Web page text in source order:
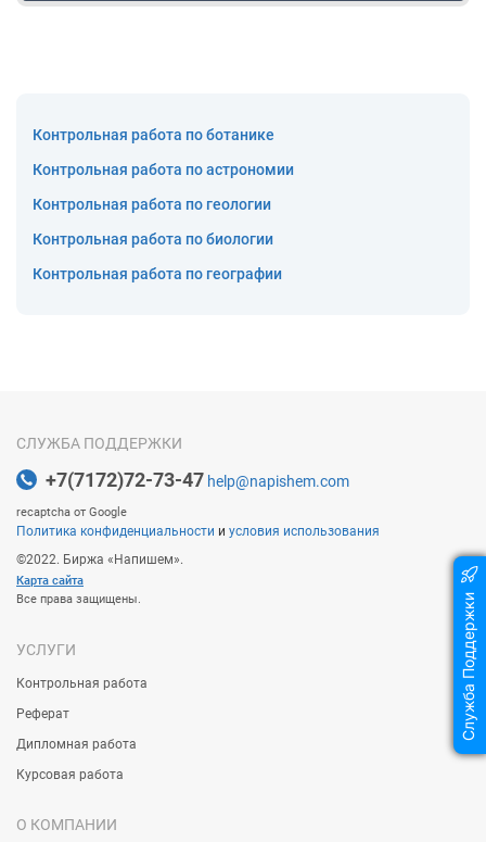
Контрольная работа по ботанике
Контрольная работа по астрономии
Контрольная работа по геологии
Контрольная работа по биологии
Контрольная работа по географии
CЛУЖБА ПОДДЕРЖКИ
+7(7172)72-73-47 help@napishem.com
recaptcha от Google
Политика конфиденциальности и условия использования
©2022. Биржа «Напишем».
Карта сайта
Все права защищены.
УСЛУГИ
Контрольная работа
Реферат
Дипломная работа
Курсовая работа
О КОМПАНИИ
Служба Поддержки